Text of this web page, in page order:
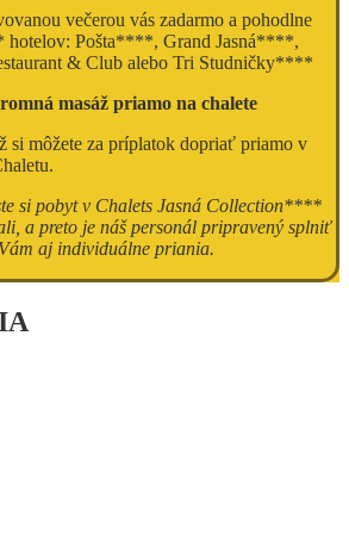
večerou vás zadarmo a pohodlne
hotelov: Pošta****, Grand Jasná****,
& Club alebo Tri Studničky****
masáž priamo na chalete
si môžete za príplatok dopriať priamo v
si pobyt v Chalets Jasná Collection****
a preto je náš personál pripravený splniť
Vám aj individuálne priania.